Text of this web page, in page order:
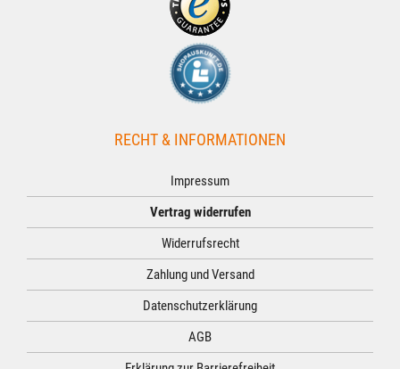
RECHT & INFORMATIONEN
Impressum
Vertrag widerrufen
Widerrufsrecht
Zahlung und Versand
Datenschutzerklärung
AGB